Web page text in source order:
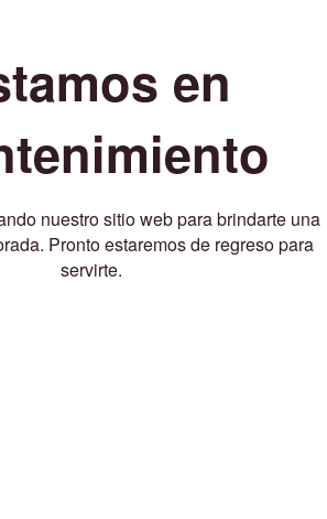
en
nuestro sitio web para brindarte una
Pronto estaremos de regreso para
servirte.